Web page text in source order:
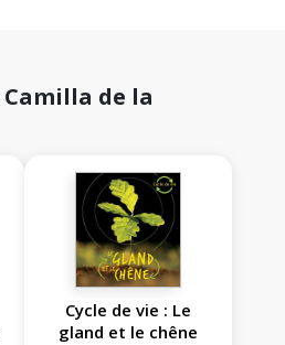
de la
Cycle de vie : Le
gland et le chêne